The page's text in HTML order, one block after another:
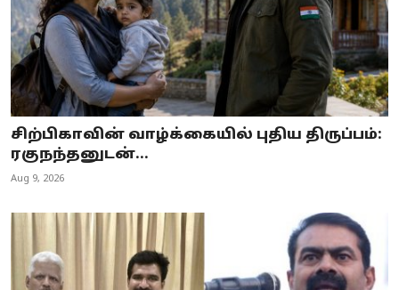
சிற்பிகாவின் வாழ்க்கையில் புதிய திருப்பம்:
ரகுநந்தனுடன்...
Aug 9, 2026